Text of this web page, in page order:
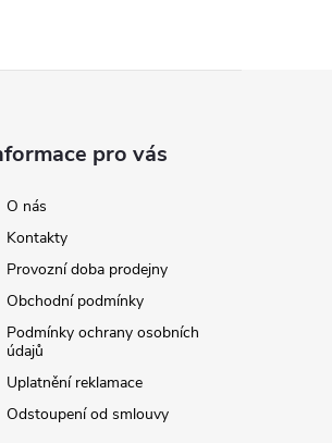
pro vás
O nás
Kontakty
Provozní doba prodejny
Obchodní podmínky
Podmínky ochrany osobních
údajů
Uplatnění reklamace
Odstoupení od smlouvy